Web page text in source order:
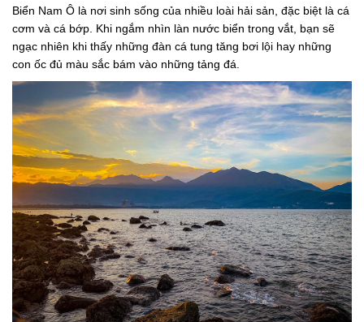
Biển Nam Ô là nơi sinh sống của nhiều loài hải sản, đặc biệt là cá
cơm và cá bớp. Khi ngắm nhìn làn nước biển trong vắt, bạn sẽ
ngạc nhiên khi thấy những đàn cá tung tăng bơi lội hay những
con ốc đủ màu sắc bám vào những tảng đá.